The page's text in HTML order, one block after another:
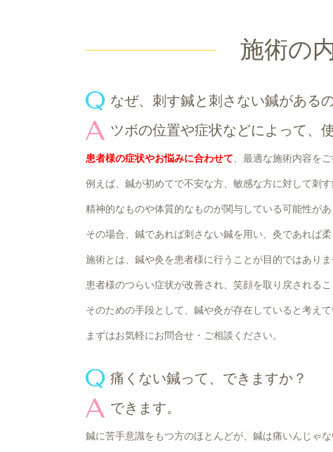
施術の
なぜ、刺す鍼と刺さない鍼がある
ツボの位置や症状などによって、
患者様の症状やお悩みに合わせて 、最適な施術内容を
例えば、鍼が初めてで不安な方、敏感な方に対して刺
精神的なものや体質的なものが関与している可能性があ
その場合、鍼であれば刺さない鍼を用い、灸であれば
施術とは、鍼や灸を患者様に行うことが目的ではありま
患者様のつらい症状が改善され、笑顔を取り戻されるこ
そのための手段として、鍼や灸が存在していると考えて
まずはお気軽にお問合せ・ご相談ください。
痛くない鍼って、できますか？
できます。
鍼に苦手意識をもつ方のほとんどが、鍼は痛いんじゃ